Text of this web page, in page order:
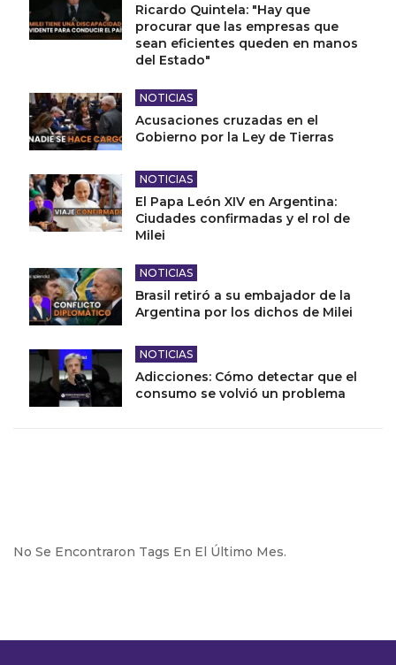
Ricardo Quintela: "Hay que
procurar que las empresas que
sean eficientes queden en manos
del Estado"
NOTICIAS
Acusaciones cruzadas en el
Gobierno por la Ley de Tierras
NOTICIAS
El Papa León XIV en Argentina:
Ciudades confirmadas y el rol de
Milei
NOTICIAS
Brasil retiró a su embajador de la
Argentina por los dichos de Milei
NOTICIAS
Adicciones: Cómo detectar que el
consumo se volvió un problema
No Se Encontraron Tags En El Último Mes.